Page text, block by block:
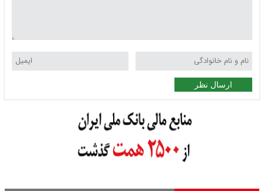
ارسال نظر